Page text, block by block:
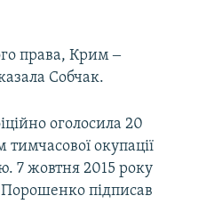
права, Крим ‒
Собчак.
оголосила 20
окупації
7 жовтня 2015 року
підписав